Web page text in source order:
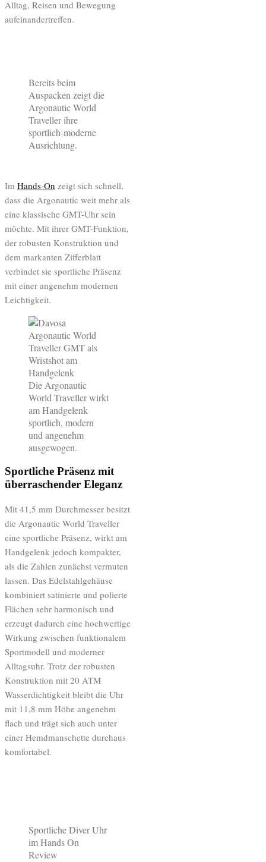
Alltag, Reisen und Bewegung
aufeinandertreffen.
Bereits beim
Auspacken zeigt die
Argonautic World
Traveller ihre
sportlich-moderne
Ausrichtung.
Im Hands-On zeigt sich schnell,
dass die Argonautic weit mehr als
eine klassische GMT-Uhr sein
möchte. Mit ihrer GMT-Funktion,
der robusten Konstruktion und
dem markanten Zifferblatt
verbindet sie sportliche Präsenz
mit einer angenehm modernen
Leichtigkeit.
Die Argonautic
World Traveller wirkt
am Handgelenk
sportlich, modern
und angenehm
ausgewogen.
Sportliche Präsenz mit
überraschender Eleganz
Mit 41,5 mm Durchmesser besitzt
die Argonautic World Traveller
eine sportliche Präsenz, wirkt am
Handgelenk jedoch kompakter,
als die Zahlen zunächst vermuten
lassen. Das Edelstahlgehäuse
kombiniert satinierte und polierte
Flächen sehr harmonisch und
erzeugt dadurch eine hochwertige
Wirkung zwischen funktionalem
Sportmodell und moderner
Alltagsuhr. Trotz der robusten
Konstruktion mit 20 ATM
Wasserdichtigkeit bleibt die Uhr
mit 11,8 mm Höhe angenehm
flach und trägt sich auch unter
einer Hemdmanschette durchaus
komfortabel.
Sportliche Diver Uhr
im Hands On
Review